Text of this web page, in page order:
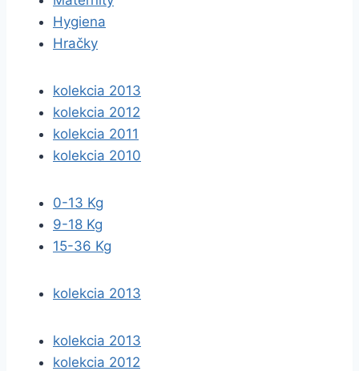
Hygiena
Hračky
kolekcia 2013
kolekcia 2012
kolekcia 2011
kolekcia 2010
0-13 Kg
9-18 Kg
15-36 Kg
kolekcia 2013
kolekcia 2013
kolekcia 2012